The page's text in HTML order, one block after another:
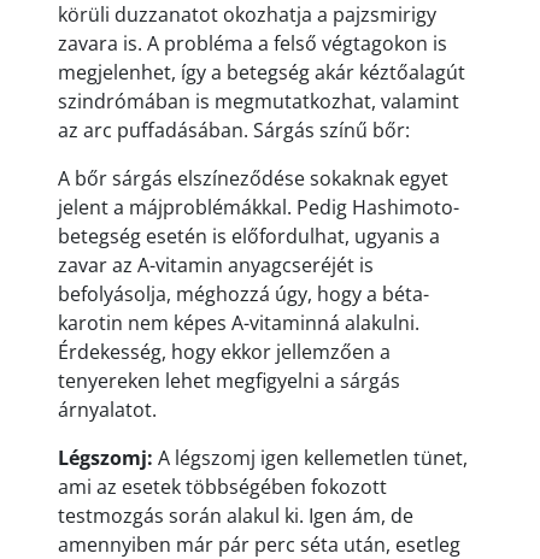
körüli duzzanatot okozhatja a pajzsmirigy
zavara is. A probléma a felső végtagokon is
megjelenhet, így a betegség akár kéztőalagút
szindrómában is megmutatkozhat, valamint
az arc puffadásában. Sárgás színű bőr:
A bőr sárgás elszíneződése sokaknak egyet
jelent a májproblémákkal. Pedig Hashimoto-
betegség esetén is előfordulhat, ugyanis a
zavar az A-vitamin anyagcseréjét is
befolyásolja, méghozzá úgy, hogy a béta-
karotin nem képes A-vitaminná alakulni.
Érdekesség, hogy ekkor jellemzően a
tenyereken lehet megfigyelni a sárgás
árnyalatot.
Légszomj: A légszomj igen kellemetlen tünet,
ami az esetek többségében fokozott
testmozgás során alakul ki. Igen ám, de
amennyiben már pár perc séta után, esetleg